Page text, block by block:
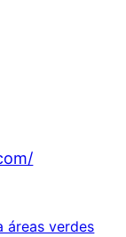
áreas verdes